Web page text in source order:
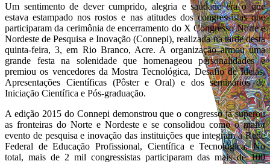
Um sentimento de dever cumprido, alegria e saudade era o que
estava estampado nos rostos e nas atitudes dos congressistas que
participaram da cerimônia de encerramento do X Congresso Norte e
Nordeste de Pesquisa e Inovação (Connepi), realizada na tarde desta
quinta-feira, 3, em Rio Branco, Acre. A organização armou uma
grande festa na solenidade que homenageou personalidades e
premiou os vencedores da Mostra Tecnológica, Desafio de Ideias,
Apresentações Científicas (Pôster e Oral) e dos seminários de
Iniciação Científica e Pós-graduação.
A edição 2015 do Connepi demonstrou que o congresso já superou
as fronteiras do Norte e Nordeste e se consolidou como o maior
evento de pesquisa e inovação das instituições que integram a Rede
Federal de Educação Profissional, Científica e Tecnológica. No
total, mais de 2 mil congressistas participaram das mais de 100